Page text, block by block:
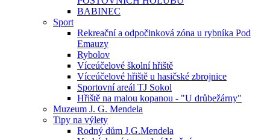
BABINEC
Sport
Rekreační a odpočinková zóna u rybníka Pod
Emauzy
Rybolov
Víceúčelové školní hřiště
Víceúčelové hřiště u hasičské zbrojnice
Sportovní areál TJ Sokol
Hřiště na malou kopanou - "U drůbežárny"
Muzeum J. G. Mendela
Tipy na výlety
Rodný dům J.G.Mendela